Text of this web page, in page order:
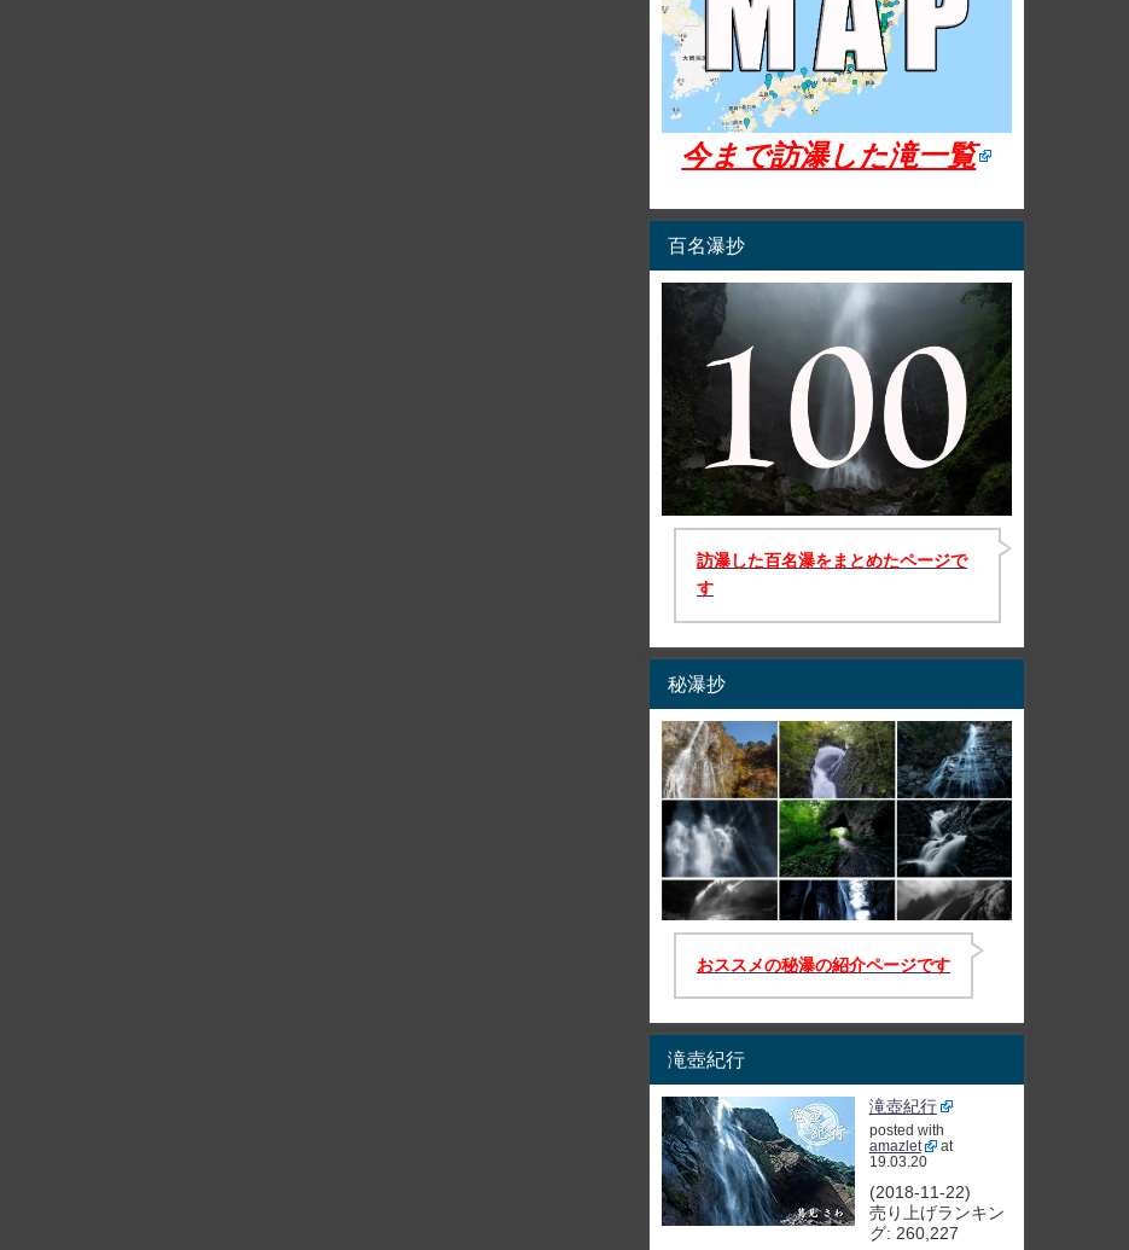
今まで訪瀑した滝一覧
百名瀑抄
訪瀑した百名瀑をまとめたページで
す
秘瀑抄
おススメの秘瀑の紹介ページです
滝壺紀行
滝壺紀行
posted with
amazlet
at
19.03.20
(2018-11-22)
売り上げランキン
グ: 260,227